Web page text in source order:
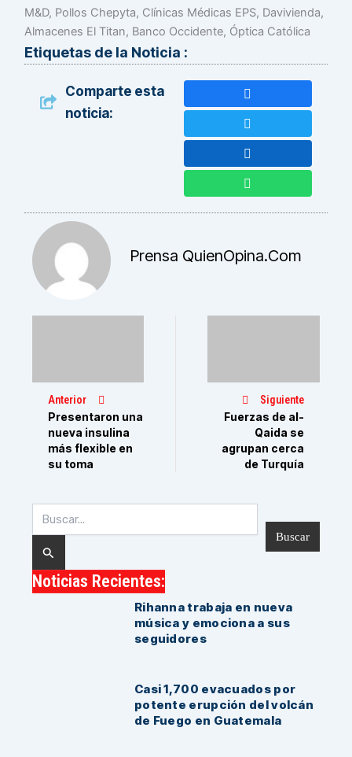
Etiquetas de la Noticia :
Comparte esta
noticia:
Prensa QuienOpina.com
Anterior
Presentaron una
nueva insulina
más flexible en
su toma
Siguiente
Fuerzas de al-
Qaida se
agrupan cerca
de Turquía
por:
Noticias Recientes:
Rihanna trabaja en nueva
música y emociona a sus
seguidores
Casi 1,700 evacuados por
potente erupción del volcán
de Fuego en Guatemala